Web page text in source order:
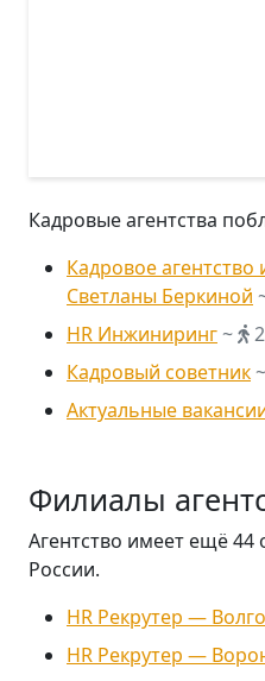
Кадровые агентства
Кадровое агентство
Светланы Беркиной
HR Инжиниринг~
Кадровый советник~
Актуальные
Филиалы
Агентство имеет ещё 44
России.
HR Рекрутер —
HR Рекрутер —